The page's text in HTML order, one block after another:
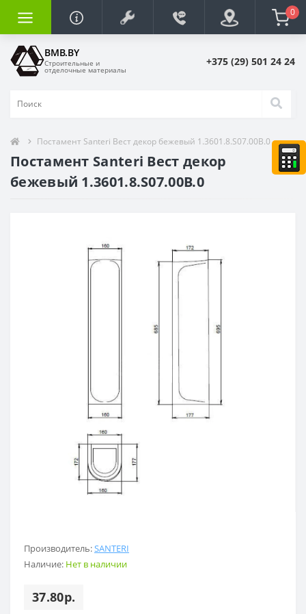
0
BMB.BY
Строительные и
отделочные материалы
+375 (29) 501 24 24
Постамент Santeri Вест декор бежевый 1.3601.8.S07.00B.0
Постамент Santeri Вест декор
бежевый 1.3601.8.S07.00B.0
Производитель:SANTERI
Наличие: Нет в наличии
37.80р.